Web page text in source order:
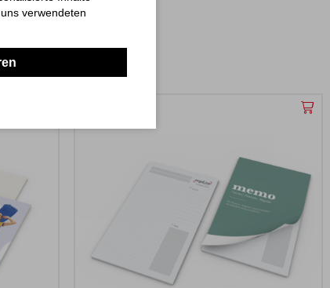
verwendeten